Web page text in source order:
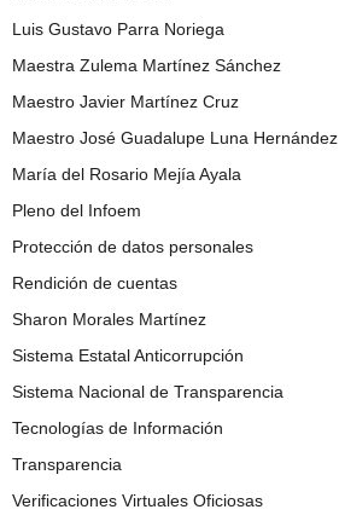
Luis Gustavo Parra Noriega
Maestra Zulema Martínez Sánchez
Maestro Javier Martínez Cruz
Maestro José Guadalupe Luna Hernández
María del Rosario Mejía Ayala
Pleno del Infoem
Protección de datos personales
Rendición de cuentas
Sharon Morales Martínez
Sistema Estatal Anticorrupción
Sistema Nacional de Transparencia
Tecnologías de Información
Transparencia
Verificaciones Virtuales Oficiosas